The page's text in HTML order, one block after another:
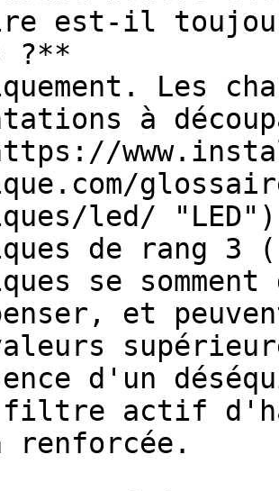
est-il
?**
Les
à
led/
de rang
se
et
d'un
actif
renforcée.